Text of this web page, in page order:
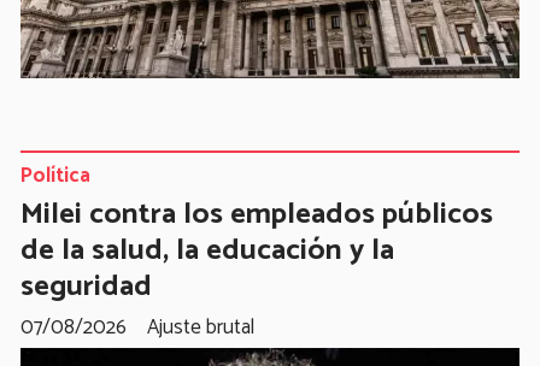
Milei contra los empleados públicos
de la salud, la educación y la
seguridad
Ajuste brutal
Política
07/08/2026